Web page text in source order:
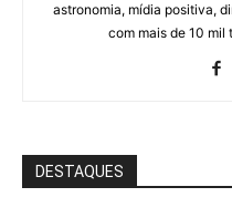
astronomia, mídia positiva,
com mais de 10 mil
DESTAQUES